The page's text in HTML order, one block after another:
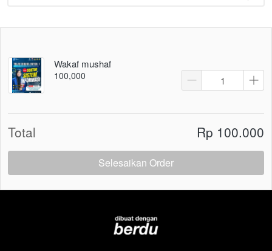
Wakaf mushaf
100,000
Total Rp 100.000
`Selesaikan Order